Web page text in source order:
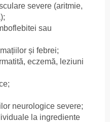
severe (aritmie,
sau
și febrei;
eczemă, leziuni
neurologice severe;
la ingrediente